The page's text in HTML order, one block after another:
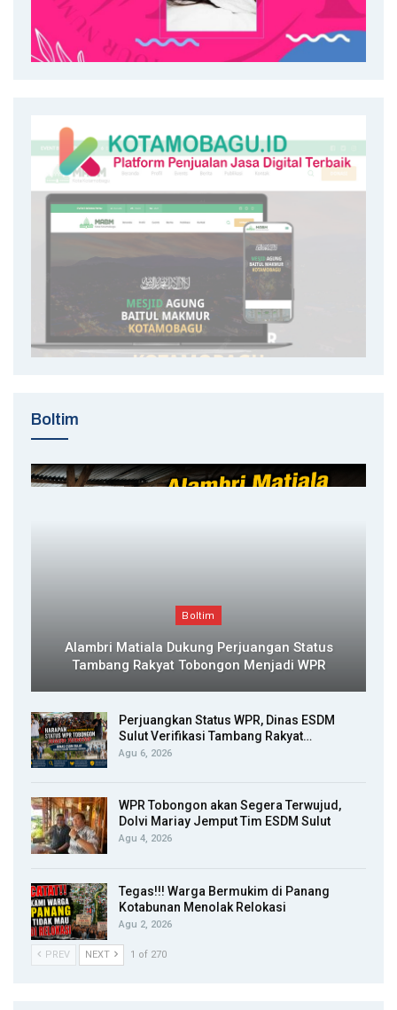
Boltim
Boltim
Alambri Matiala Dukung Perjuangan Status
Tambang Rakyat Tobongon Menjadi WPR
Perjuangkan Status WPR, Dinas ESDM
Sulut Verifikasi Tambang Rakyat…
Agu 6, 2026
WPR Tobongon akan Segera Terwujud,
Dolvi Mariay Jemput Tim ESDM Sulut
Agu 4, 2026
Tegas!!! Warga Bermukim di Panang
Kotabunan Menolak Relokasi
Agu 2, 2026
PREV NEXT 1 of 270